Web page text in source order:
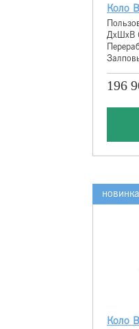
Коло
ДхШхВ
196
новинка
Коло